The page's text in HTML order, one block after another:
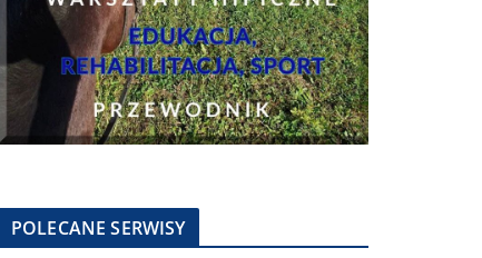
POLECANE SERWISY